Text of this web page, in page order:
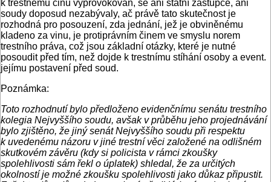
k trestnému činu vyprovokován, se ani státní zástupce, ani
soudy doposud nezabývaly, ač právě tato skutečnost je
rozhodná pro posouzení, zda jednání, jež je obviněnému
kladeno za vinu, je protiprávním činem ve smyslu norem
trestního práva, což jsou základní otázky, které je nutné
posoudit před tím, než dojde k trestnímu stíhání osoby a event.
jejímu postavení před soud.
Poznámka:
Toto rozhodnutí bylo předloženo evidenčnímu senátu trestního
kolegia Nejvyššího soudu, avšak v průběhu jeho projednávání
bylo zjištěno, že jiný senát Nejvyššího soudu při respektu
k uvedenému názoru v jiné trestní věci založené na odlišném
skutkovém závěru (kdy si policista v rámci zkoušky
spolehlivosti sám řekl o úplatek) shledal, že za určitých
okolností je možné zkoušku spolehlivosti jako důkaz připustit.